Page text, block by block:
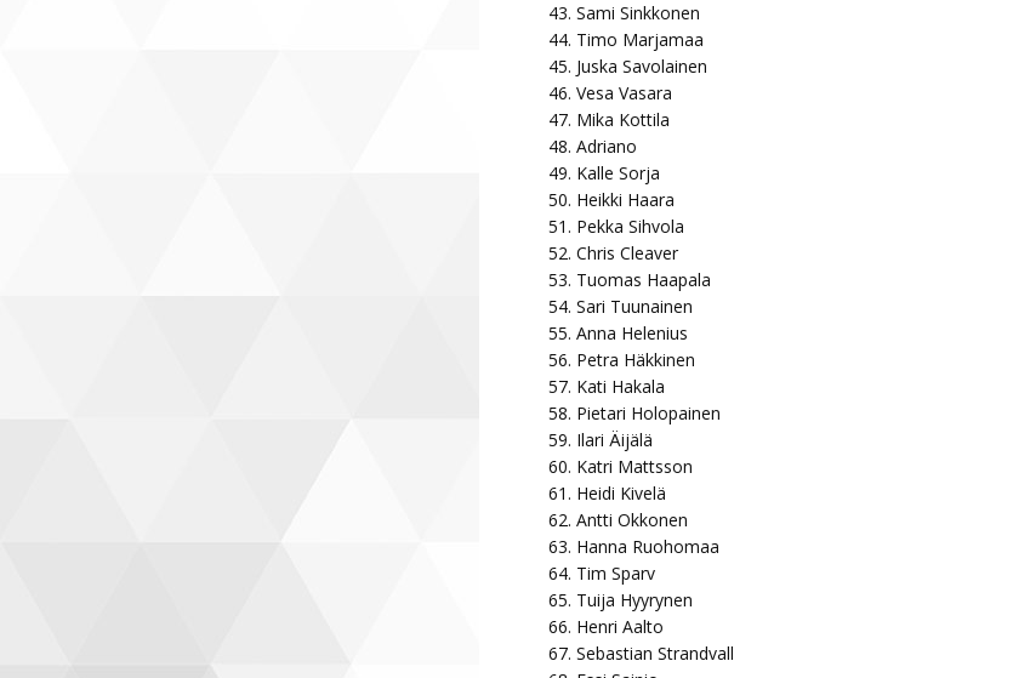
Sami Sinkkonen
Timo Marjamaa
Juska Savolainen
Vesa Vasara
Mika Kottila
Adriano
Kalle Sorja
Heikki Haara
Pekka Sihvola
Chris Cleaver
Tuomas Haapala
Sari Tuunainen
Anna Helenius
Petra Häkkinen
Kati Hakala
Pietari Holopainen
Ilari Äijälä
Katri Mattsson
Heidi Kivelä
Antti Okkonen
Hanna Ruohomaa
Tim Sparv
Tuija Hyyrynen
Henri Aalto
Sebastian Strandvall